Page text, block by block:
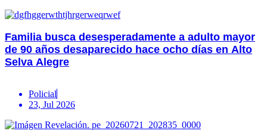
Familia busca desesperadamente a adulto mayor
de 90 años desaparecido hace ocho días en Alto
Selva Alegre
Policial
23, Jul 2026